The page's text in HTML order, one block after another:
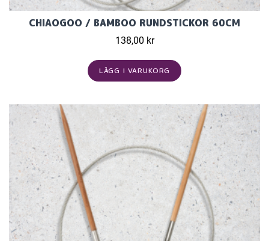
CHIAOGOO / BAMBOO RUNDSTICKOR 60CM
138,00 kr
LÄGG I VARUKORG